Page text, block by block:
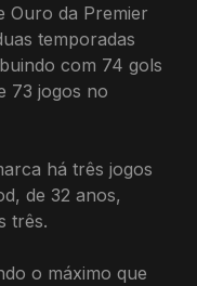
Ouro da Premier
temporadas
com 74 gols
73 jogos no
há três jogos
de 32 anos,
três.
o máximo que